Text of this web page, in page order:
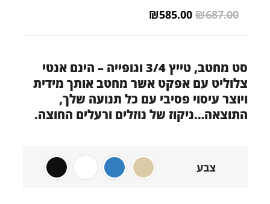
₪687.00
Original
₪687.00.
₪585.00
₪585.00.
סט מחטב, טייץ 3/4 וגופייה – הינם אנטי
צלוליט עם אפקט אשר מחטב אותך מידית
ויוצר עיסוי פסיבי עם כל תנועה שלך,
התוצאה…ניקוז של נוזלים ורעלים החוצה.
צבע